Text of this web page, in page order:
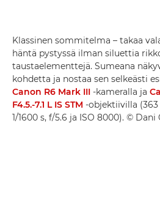
Klassinen sommitelma – takaa
häntä pystyssä ilman siluettia
taustaelementtejä. Sumeana
kohdetta ja nostaa sen selkeästi
Canon R6 Mark III -kameralla ja
F4.5.-7.1 L IS STM -objektiivilla
1/1600 s, f/5.6 ja ISO 8000). © Dani